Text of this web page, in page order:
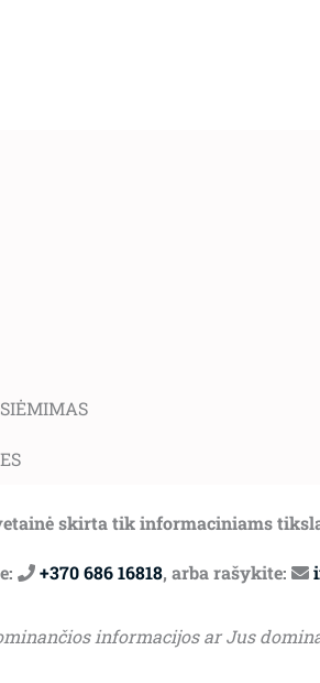
skirta tik informaciniams
+370 686 16818, arba rašykite:
informacijos ar Jus